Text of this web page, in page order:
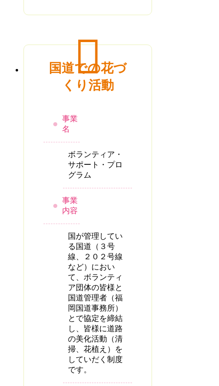
国道での花づ
くり活動
事業
名
ボランティア・
サポート・プロ
グラム
事業
内容
国が管理してい
る国道（３号
線、２０２号線
など）におい
て、ボランティ
ア団体の皆様と
国道管理者（福
岡国道事務所）
とで協定を締結
し、皆様に道路
の美化活動（清
掃、花植え）を
していだく制度
です。